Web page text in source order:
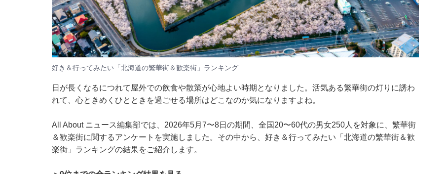
好き＆行ってみたい「北海道の繁華街＆歓楽街」ランキング
日が長くなるにつれて屋外での飲食や散策が心地よい時期となりました。活気ある繁華街の灯りに誘わ
れて、心ときめくひとときを過ごせる場所はどこなのか気になりますよね。
All About ニュース編集部では、2026年5月7〜8日の期間、全国20〜60代の男女250人を対象に、繁華街
＆歓楽街に関するアンケートを実施しました。その中から、好き＆行ってみたい「北海道の繁華街＆歓
楽街」ランキングの結果をご紹介します。